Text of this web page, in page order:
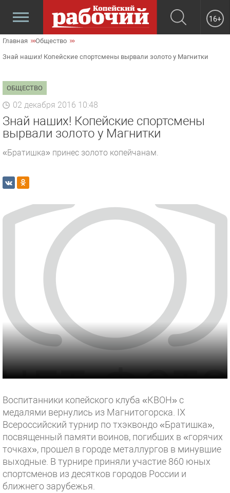
16+
Главная Общество
Знай наших! Копейские спортсмены вырвали золото у Магнитки
ОБЩЕСТВО
02 декабря 2016 10:48
Знай наших! Копейские спортсмены
вырвали золото у Магнитки
«Братишка» принес золото копейчанам.
Воспитанники копейского клуба «КВОН» с
медалями вернулись из Магнитогорска. IX
Всероссийский турнир по тхэквондо «Братишка»,
посвященный памяти воинов, погибших в «горячих
точках», прошел в городе металлургов в минувшие
выходные. В турнире приняли участие 860 юных
спортсменов из десятков городов России и
ближнего зарубежья.